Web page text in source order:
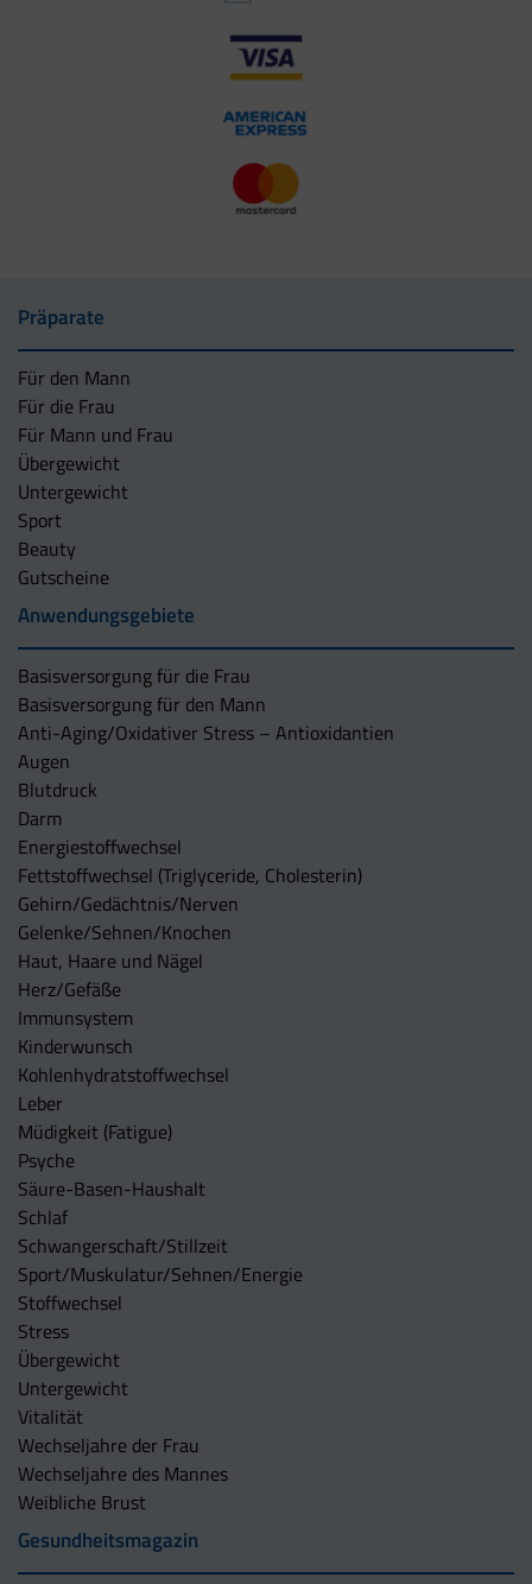
Präparate
Für den Mann
Für die Frau
Für Mann und Frau
Übergewicht
Untergewicht
Sport
Beauty
Gutscheine
Anwendungsgebiete
Basisversorgung für die Frau
Basisversorgung für den Mann
Anti-Aging/Oxidativer Stress – Antioxidantien
Augen
Blutdruck
Darm
Energiestoffwechsel
Fettstoffwechsel (Triglyceride, Cholesterin)
Gehirn/Gedächtnis/Nerven
Gelenke/Sehnen/Knochen
Haut, Haare und Nägel
Herz/Gefäße
Immunsystem
Kinderwunsch
Kohlenhydratstoffwechsel
Leber
Müdigkeit (Fatigue)
Psyche
Säure-Basen-Haushalt
Schlaf
Schwangerschaft/Stillzeit
Sport/Muskulatur/Sehnen/Energie
Stoffwechsel
Stress
Übergewicht
Untergewicht
Vitalität
Wechseljahre der Frau
Wechseljahre des Mannes
Weibliche Brust
Gesundheitsmagazin